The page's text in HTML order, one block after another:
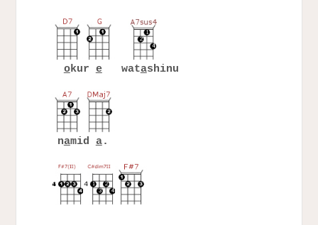
okur ewatashinu
namid a.